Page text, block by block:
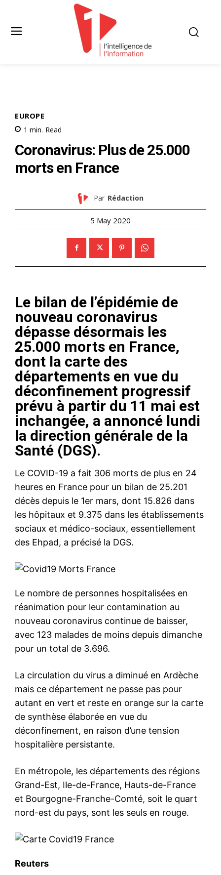
EUROPE
1 min. Read
Coronavirus: Plus de 25.000
morts en France
Par Rédaction
5 May 2020
Le bilan de l’épidémie de
nouveau coronavirus
dépasse désormais les
25.000 morts en France,
dont la carte des
départements en vue du
déconfinement progressif
prévu à partir du 11 mai est
inchangée, a annoncé lundi
la direction générale de la
Santé (DGS).
Le COVID-19 a fait 306 morts de plus en 24
heures en France pour un bilan de 25.201
décès depuis le 1er mars, dont 15.826 dans
les hôpitaux et 9.375 dans les établissements
sociaux et médico-sociaux, essentiellement
des Ehpad, a précisé la DGS.
Le nombre de personnes hospitalisées en
réanimation pour leur contamination au
nouveau coronavirus continue de baisser,
avec 123 malades de moins depuis dimanche
pour un total de 3.696.
La circulation du virus a diminué en Ardèche
mais ce département ne passe pas pour
autant en vert et reste en orange sur la carte
de synthèse élaborée en vue du
déconfinement, en raison d’une tension
hospitalière persistante.
En métropole, les départements des régions
Grand-Est, Ile-de-France, Hauts-de-France
et Bourgogne-Franche-Comté, soit le quart
nord-est du pays, sont les seuls en rouge.
Reuters